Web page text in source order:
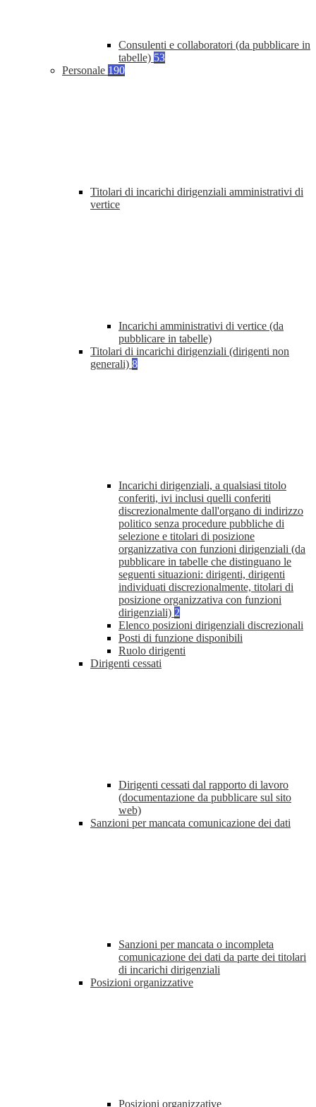
Consulenti e collaboratori (da pubblicare in
tabelle) 53
Personale 190
Titolari di incarichi dirigenziali amministrativi di
vertice
Incarichi amministrativi di vertice (da
pubblicare in tabelle)
Titolari di incarichi dirigenziali (dirigenti non
generali) 8
Incarichi dirigenziali, a qualsiasi titolo
conferiti, ivi inclusi quelli conferiti
discrezionalmente dall'organo di indirizzo
politico senza procedure pubbliche di
selezione e titolari di posizione
organizzativa con funzioni dirigenziali (da
pubblicare in tabelle che distinguano le
seguenti situazioni: dirigenti, dirigenti
individuati discrezionalmente, titolari di
posizione organizzativa con funzioni
dirigenziali) 2
Elenco posizioni dirigenziali discrezionali
Posti di funzione disponibili
Ruolo dirigenti
Dirigenti cessati
Dirigenti cessati dal rapporto di lavoro
(documentazione da pubblicare sul sito
web)
Sanzioni per mancata comunicazione dei dati
Sanzioni per mancata o incompleta
comunicazione dei dati da parte dei titolari
di incarichi dirigenziali
Posizioni organizzative
Posizioni organizzative